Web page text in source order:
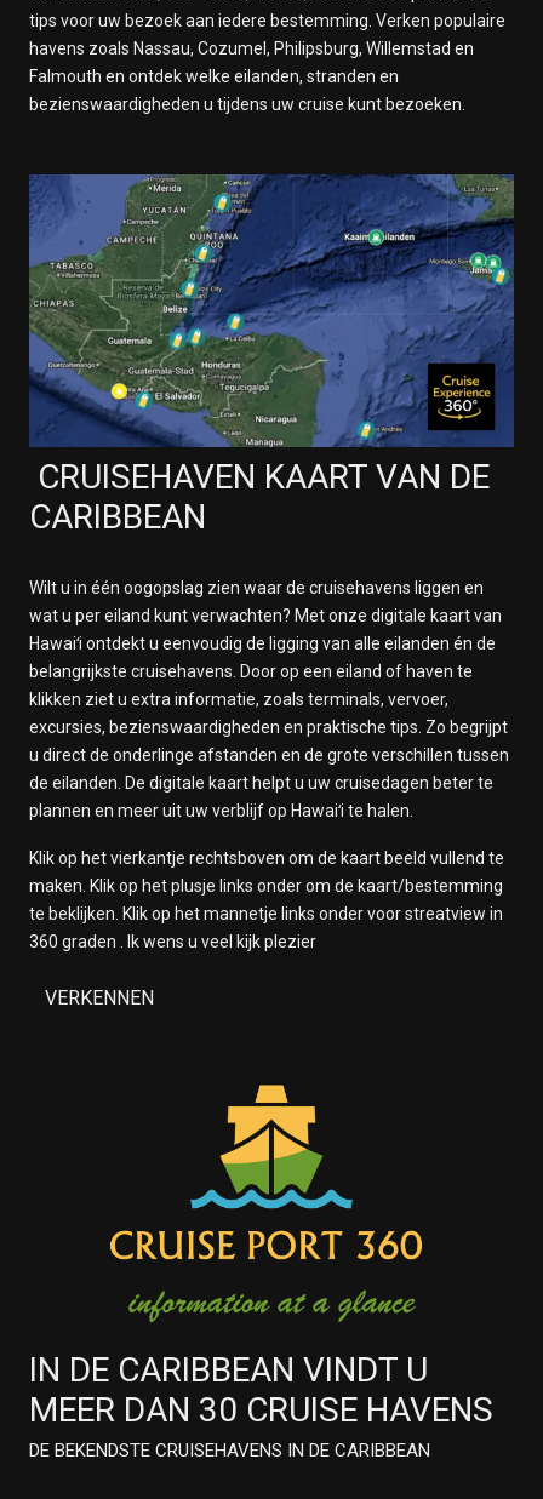
tips voor uw bezoek aan iedere bestemming. Verken populaire
havens zoals Nassau, Cozumel, Philipsburg, Willemstad en
Falmouth en ontdek welke eilanden, stranden en
bezienswaardigheden u tijdens uw cruise kunt bezoeken.
CRUISEHAVEN KAART VAN DE
CARIBBEAN
Wilt u in één oogopslag zien waar de cruisehavens liggen en
wat u per eiland kunt verwachten? Met onze digitale kaart van
Hawaiʻi ontdekt u eenvoudig de ligging van alle eilanden én de
belangrijkste cruisehavens. Door op een eiland of haven te
klikken ziet u extra informatie, zoals terminals, vervoer,
excursies, bezienswaardigheden en praktische tips. Zo begrijpt
u direct de onderlinge afstanden en de grote verschillen tussen
de eilanden. De digitale kaart helpt u uw cruisedagen beter te
plannen en meer uit uw verblijf op Hawaiʻi te halen.
Klik op het vierkantje rechtsboven om de kaart beeld vullend te
maken. Klik op het plusje links onder om de kaart/bestemming
te beklijken. Klik op het mannetje links onder voor streatview in
360 graden . Ik wens u veel kijk plezier
VERKENNEN
IN DE CARIBBEAN VINDT U
MEER DAN 30 CRUISE HAVENS
DE BEKENDSTE CRUISEHAVENS IN DE CARIBBEAN